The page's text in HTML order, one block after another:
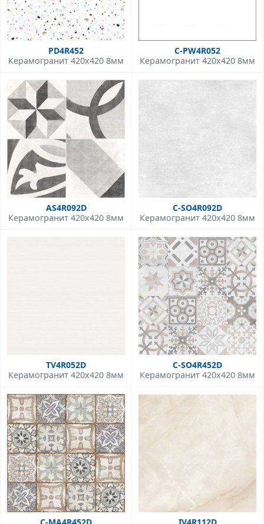
PD4R452
Керамогранит 420x420 8мм
C-PW4R052
Керамогранит 420x420 8мм
AS4R092D
Керамогранит 420x420 8мм
C-SO4R092D
Керамогранит 420x420 8мм
TV4R052D
Керамогранит 420x420 8мм
C-SO4R452D
Керамогранит 420x420 8мм